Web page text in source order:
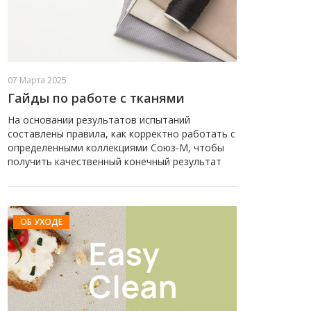
07 Марта 2025
Гайды по работе с тканями
На основании результатов испытаний
составлены правила, как корректно работать с
определенными коллекциями Союз-М, чтобы
получить качественный конечный результат
ОБ УХОДЕ